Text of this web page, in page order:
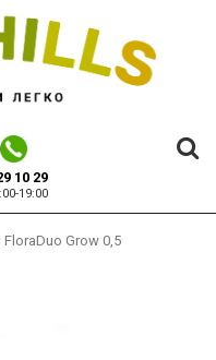
10 29
19:00
FloraDuo Grow 0,5